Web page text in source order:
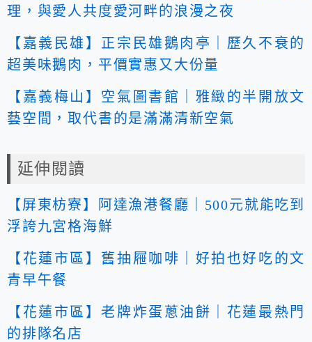
理，與愛人共度愛河畔的浪漫之夜
【嘉義民雄】正宗民雄鵝肉亭｜歷久不衰的
超美味鵝肉，平價實惠又大份量
【嘉義梅山】空氣圖書館｜雅緻的半開放文
藝空間，取代書的是滿滿清新空氣
延伸閱讀
【屏東枋寮】阿達漁港餐廳｜500元就能吃到
浮誇九宮格海鮮
【花蓮市區】舊抽屜咖啡｜好拍也好吃的文
青早午餐
【花蓮市區】老牌炸蛋蔥油餅｜花蓮最熱門
的排隊名店